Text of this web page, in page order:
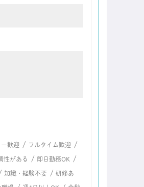
ー歓迎 / フルタイム歓迎 /
性がある / 即日勤務OK /
知識・経験不要 / 研修あ